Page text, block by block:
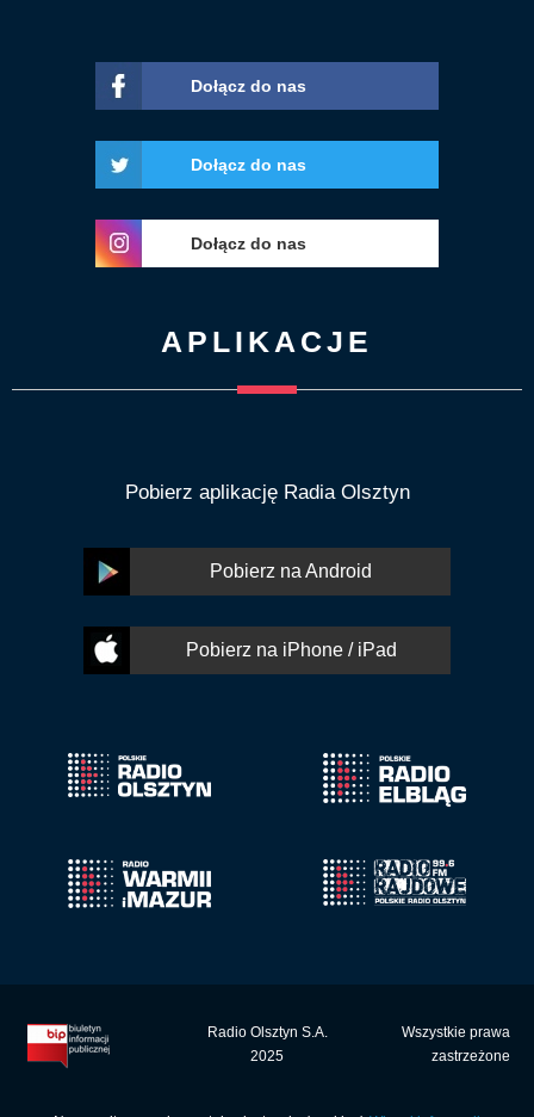
Dołącz do nas
Dołącz do nas
Dołącz do nas
APLIKACJE
Pobierz aplikację Radia Olsztyn
Pobierz na Android
Pobierz na iPhone / iPad
Radio Olsztyn S.A.
2025
Wszystkie prawa
zastrzeżone